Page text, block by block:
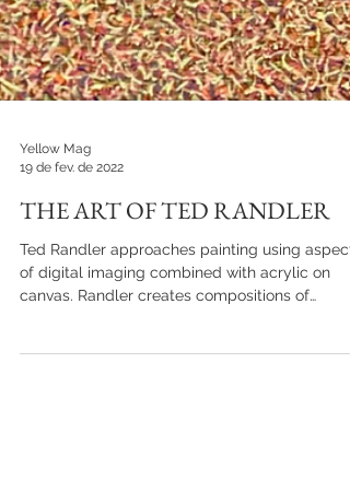
Yellow Mag
THE ART OF TED RANDLER
canvas. Randler creates compositions of